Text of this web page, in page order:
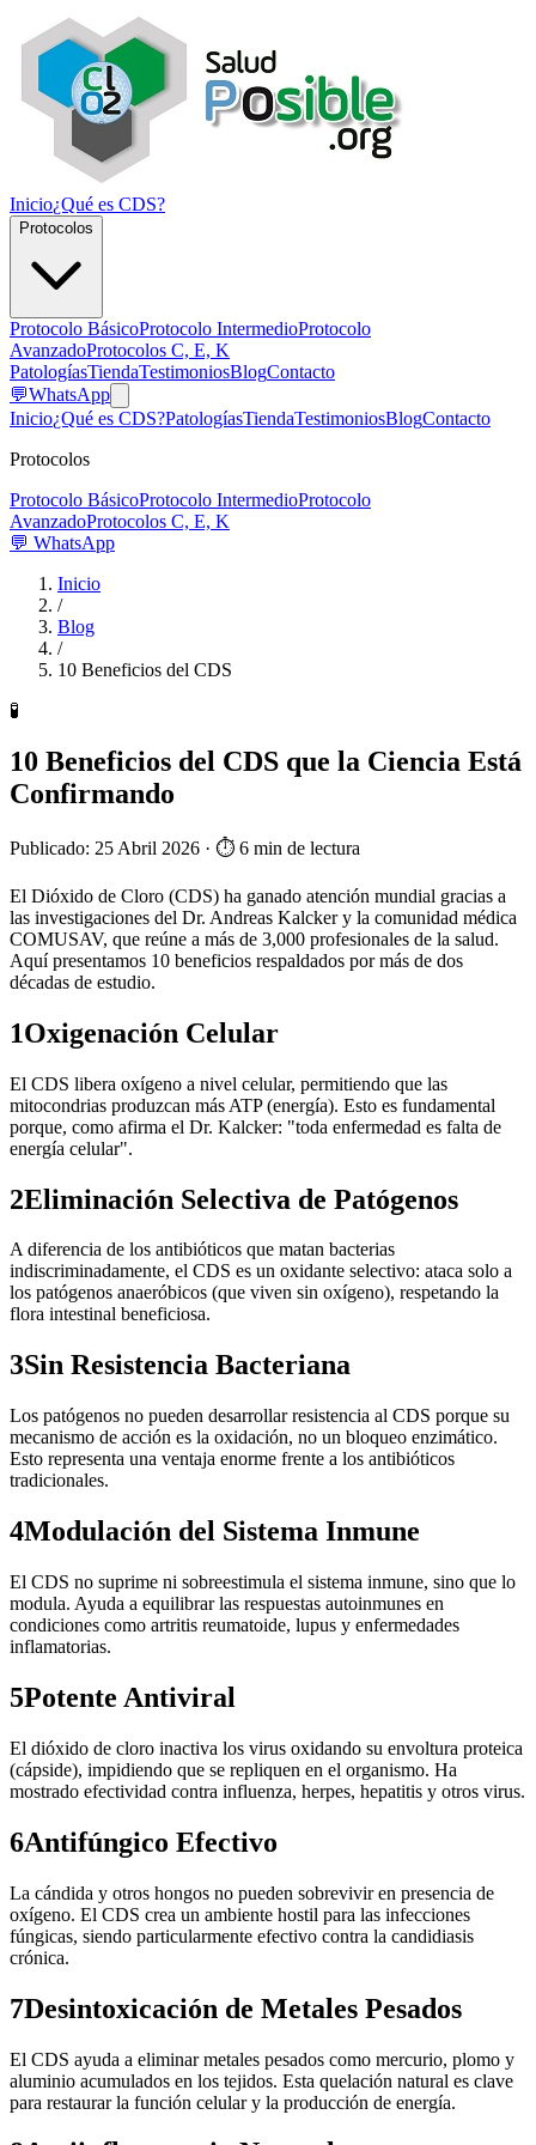
Inicio¿Qué es CDS?
Protocolos
Protocolo BásicoProtocolo IntermedioProtocolo
AvanzadoProtocolos C, E, K
PatologíasTiendaTestimoniosBlogContacto
💬WhatsApp
Inicio¿Qué es CDS?PatologíasTiendaTestimoniosBlogContacto
Protocolos
Protocolo BásicoProtocolo IntermedioProtocolo
AvanzadoProtocolos C, E, K
💬 WhatsApp
Inicio
/
Blog
/
10 Beneficios del CDS
🧪
10 Beneficios del CDS que la Ciencia Está
Confirmando
Publicado: 25 Abril 2026 · ⏱️ 6 min de lectura
El Dióxido de Cloro (CDS) ha ganado atención mundial gracias a
las investigaciones del Dr. Andreas Kalcker y la comunidad médica
COMUSAV, que reúne a más de 3,000 profesionales de la salud.
Aquí presentamos 10 beneficios respaldados por más de dos
décadas de estudio.
1Oxigenación Celular
El CDS libera oxígeno a nivel celular, permitiendo que las
mitocondrias produzcan más ATP (energía). Esto es fundamental
porque, como afirma el Dr. Kalcker: "toda enfermedad es falta de
energía celular".
2Eliminación Selectiva de Patógenos
A diferencia de los antibióticos que matan bacterias
indiscriminadamente, el CDS es un oxidante selectivo: ataca solo a
los patógenos anaeróbicos (que viven sin oxígeno), respetando la
flora intestinal beneficiosa.
3Sin Resistencia Bacteriana
Los patógenos no pueden desarrollar resistencia al CDS porque su
mecanismo de acción es la oxidación, no un bloqueo enzimático.
Esto representa una ventaja enorme frente a los antibióticos
tradicionales.
4Modulación del Sistema Inmune
El CDS no suprime ni sobreestimula el sistema inmune, sino que lo
modula. Ayuda a equilibrar las respuestas autoinmunes en
condiciones como artritis reumatoide, lupus y enfermedades
inflamatorias.
5Potente Antiviral
El dióxido de cloro inactiva los virus oxidando su envoltura proteica
(cápside), impidiendo que se repliquen en el organismo. Ha
mostrado efectividad contra influenza, herpes, hepatitis y otros virus.
6Antifúngico Efectivo
La cándida y otros hongos no pueden sobrevivir en presencia de
oxígeno. El CDS crea un ambiente hostil para las infecciones
fúngicas, siendo particularmente efectivo contra la candidiasis
crónica.
7Desintoxicación de Metales Pesados
El CDS ayuda a eliminar metales pesados como mercurio, plomo y
aluminio acumulados en los tejidos. Esta quelación natural es clave
para restaurar la función celular y la producción de energía.